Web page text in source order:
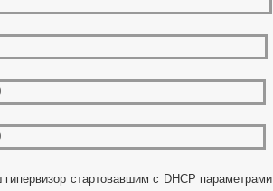
стартовавшим с DHCP параметрами